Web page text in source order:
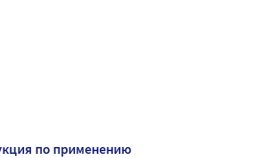
по применению